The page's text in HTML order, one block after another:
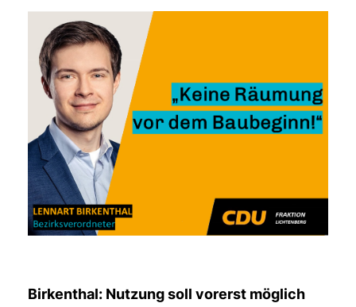
Birkenthal: Nutzung soll vorerst möglich